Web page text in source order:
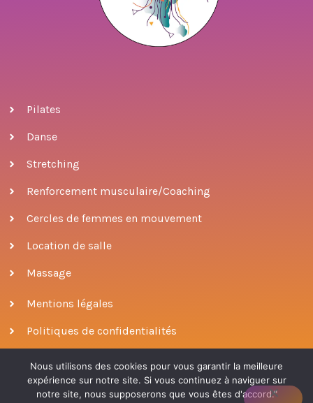
Pilates
Danse
Stretching
Renforcement musculaire/Coaching
Cercles de femmes en mouvement
Location de salle
Massage
Mentions légales
Politiques de confidentialités
© 2022 ODONATA| conçu par Patricia Escobar
Nous utilisons des cookies pour vous garantir la meilleure
expérience sur notre site. Si vous continuez à naviguer sur
notre site, nous supposerons que vous êtes d'accord."